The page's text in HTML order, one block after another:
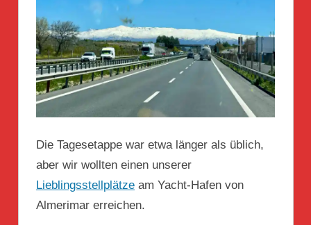
Die Tagesetappe war etwa länger als üblich,
aber wir wollten einen unserer
Lieblingsstellplätze am Yacht-Hafen von
Almerimar erreichen.